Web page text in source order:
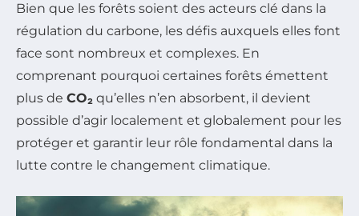
Bien que les forêts soient des acteurs clé dans la
régulation du carbone, les défis auxquels elles font
face sont nombreux et complexes. En
comprenant pourquoi certaines forêts émettent
plus de CO₂ qu’elles n’en absorbent, il devient
possible d’agir localement et globalement pour les
protéger et garantir leur rôle fondamental dans la
lutte contre le changement climatique.